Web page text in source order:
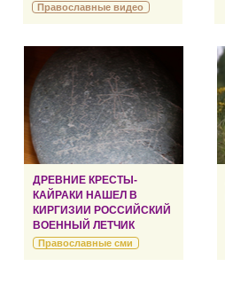
Православные видео
ДРЕВНИЕ КРЕСТЫ-
КАЙРАКИ НАШЕЛ В
КИРГИЗИИ РОССИЙСКИЙ
ВОЕННЫЙ ЛЕТЧИК
Православные сми